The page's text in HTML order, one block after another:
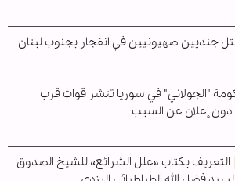
جنديين صهيونيين في انفجار بجنوب لبنان
"الجولاني" في سوريا تنشر قوات قرب
دون إعلان عن السبب
التعريف بكتاب «علل الشرائع» للشيخ الصدوق